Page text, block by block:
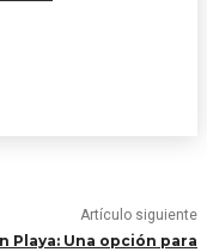
Artículo siguiente
Playa: Una opción para